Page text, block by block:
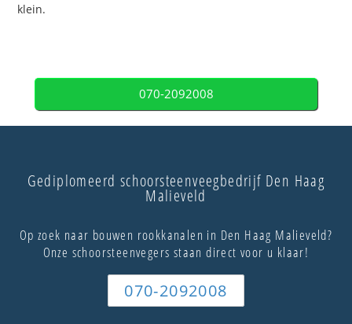
klein.
070-2092008
Gediplomeerd schoorsteenveegbedrijf Den Haag
Malieveld
Op zoek naar bouwen rookkanalen in Den Haag Malieveld?
Onze schoorsteenvegers staan direct voor u klaar!
070-2092008